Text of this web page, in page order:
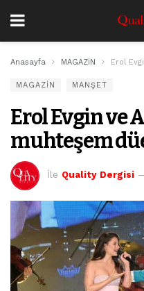
Anasayfa MAGAZİN Erol
MAGAZİN MANŞET
Erol Evgin ve
muhteşem
İle Quality Dergisi